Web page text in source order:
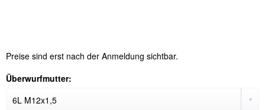
Preise sind erst nach der Anmeldung sichtbar.
Überwurfmutter: